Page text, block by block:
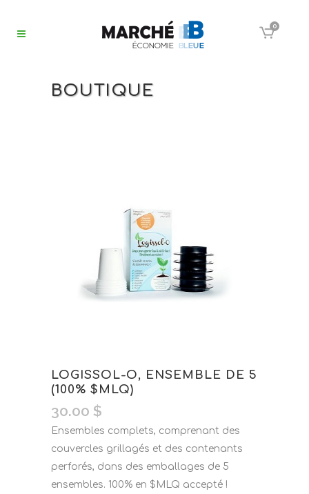
0
BOUTIQUE
LOGISSOL-O, ENSEMBLE DE 5
(100% $MLQ)
30.00 $
Ensembles complets, comprenant des
couvercles grillagés et des contenants
perforés, dans des emballages de 5
ensembles. 100% en $MLQ accepté !